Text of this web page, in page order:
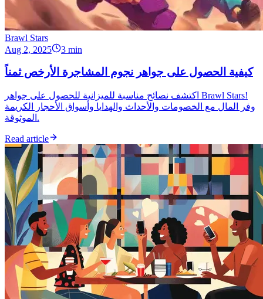
Brawl Stars
Aug 2, 2025
3 min
كيفية الحصول على جواهر نجوم المشاجرة الأرخص ثمناً
اكتشف نصائح مناسبة للميزانية للحصول على جواهر Brawl Stars!
وفر المال مع الخصومات والأحداث والهدايا وأسواق الأحجار الكريمة
الموثوقة.
Read article